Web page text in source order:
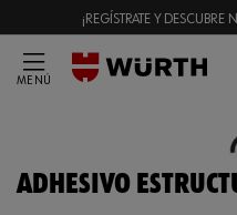
¡REGÍSTRATE Y DESCUBRE
MENÚ
ADHESIVO